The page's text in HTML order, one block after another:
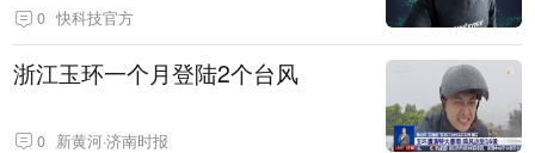
0 快科技官方
浙江玉环一个月登陆2个台风
0 新黄河·济南时报